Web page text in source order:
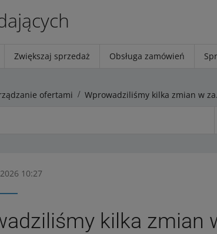
Zwiększaj sprzedaż Obsługa zamówień
ofertami
10:27
kilka zmian